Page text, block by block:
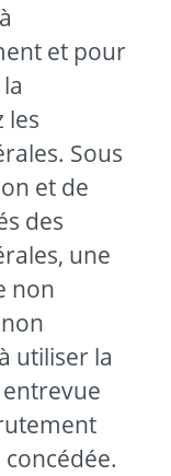
et pour
les
Sous
et de
des
une
non
utiliser la